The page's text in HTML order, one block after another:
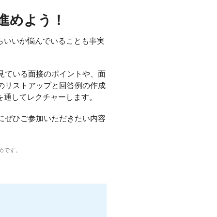
めよう！
いか悩んでいることも事実
ている面接のポイントや、面
リストアップと回答例の作成
してレクチャーします。
ぜひご参加いただきたい内容
す。